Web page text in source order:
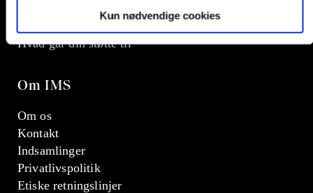
Kun nødvendige cookies
Giv en donation
Hvad går din støtte til
Om IMS
Om os
Kontakt
Indsamlinger
Privatlivspolitik
Etiske retningslinjer